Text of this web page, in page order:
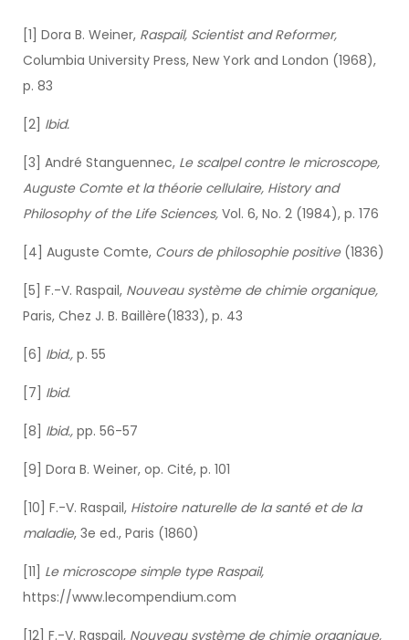
[1] Dora B. Weiner, Raspail, Scientist and Reformer,
Columbia University Press, New York and London (1968),
p. 83
[2] Ibid.
[3] André Stanguennec, Le scalpel contre le microscope,
Auguste Comte et la théorie cellulaire, History and
Philosophy of the Life Sciences, Vol. 6, No. 2 (1984), p. 176
[4] Auguste Comte, Cours de philosophie positive (1836)
[5] F.-V. Raspail, Nouveau système de chimie organique,
Paris, Chez J. B. Baillère(1833), p. 43
[6] Ibid., p. 55
[7] Ibid.
[8] Ibid., pp. 56-57
[9] Dora B. Weiner, op. Cité, p. 101
[10] F.-V. Raspail, Histoire naturelle de la santé et de la
maladie, 3e ed., Paris (1860)
[11] Le microscope simple type Raspail,
https://www.lecompendium.com
[12] F.-V. Raspail, Nouveau système de chimie organique,